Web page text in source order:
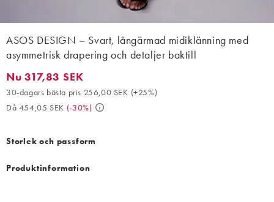
ASOS DESIGN – Svart, långärmad midiklänning med
asymmetrisk drapering och detaljer baktill
Nu 317,83 SEK. 30-dagars bästa pris 256,00 SEK (+25%). Då
Nu 317,83 SEK
30-dagars bästa pris 256,00 SEK (+25%)
Då 454,05 SEK (-30%)
Storlek och passform
Produktinformation